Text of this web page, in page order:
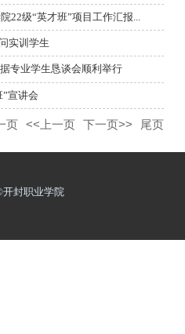
22级“英才班”项目工作汇报...
实训学生
专业学生恳谈会顺利举行
宣讲会
页 <<上一页 下一页>> 尾页
开封职业学院